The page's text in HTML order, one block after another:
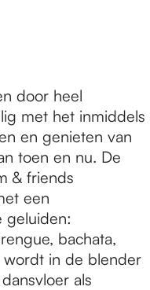
door heel
met het inmiddels
en genieten van
toen en nu. De
& friends
een
geluiden:
bachata,
wordt in de blender
als